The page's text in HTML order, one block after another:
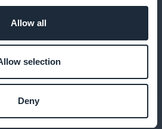
Allow all
selection
Deny
inschrijfpagina's eenvoudig